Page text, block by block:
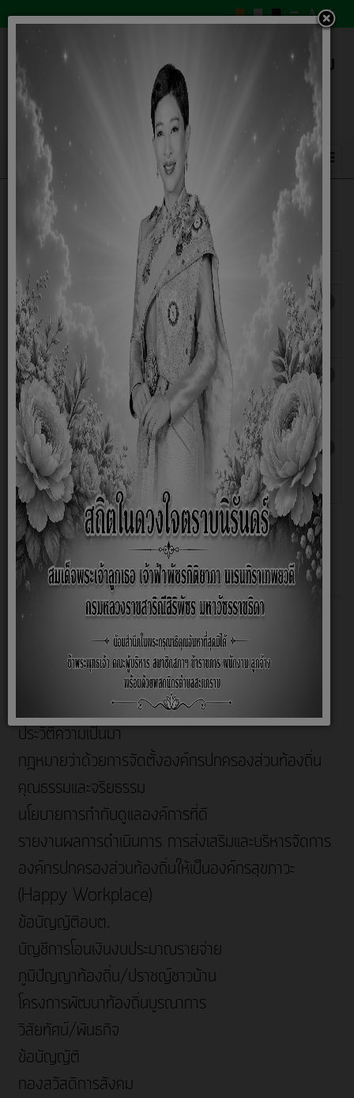
แสดง
ชื่อ
รายงานผลการดำเนินงานตามแผนการใช้จ่ายงบ
ประมาณ พ.ศ 2564 (เดือน ตุลาคม
2563 - เดือน กันยายน 2564)
ฮิต: 708
รายงานการใช้จ่ายงบประมาณประจำ
ปีงบประมาณ 2564 ในรอบ 6 เดือนแรก
เขียนโดย
Super
User
ฮิต: 776
รายงานการใช้จ่ายงบประมาณประจำ
ปีงบประมาณ 2563
เขียนโดย
Super
User
ฮิต: 781
เกี่ยวกับหน่วยงาน
สภาพและข้อมูลพื้นฐาน
มาตรการต่างๆ
ลานกีฬาประจำหมู่บ้าน
ประวัติความเป็นมา
กฎหมายว่าด้วยการจัดตั้งองค์กรปกครองส่วนท้องถิ่น
คุณธรรมและจริยธรรม
นโยบายการกำกับดูแลองค์การที่ดี
รายงานผลการดำเนินการ การส่งเสริมและบริหารจัดการ
องค์กรปกครองส่วนท้องถิ่นให้เป็นองค์กรสุขภาวะ
(Happy Workplace)
ข้อบัญญัติอบต.
บัญชีการโอนเงินงบประมาณรายจ่าย
ภูมิปัญญาท้องถิ่น/ปราชญ์ชาวบ้าน
โครงการพัฒนาท้องถิ่นบูรณาการ
วิสัยทัศน์/พันธกิจ
ข้อบัญญัติ
กองสวัสดิการสังคม